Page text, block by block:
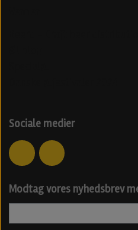
Sociale medier
Modtag vores nyhedsbrev